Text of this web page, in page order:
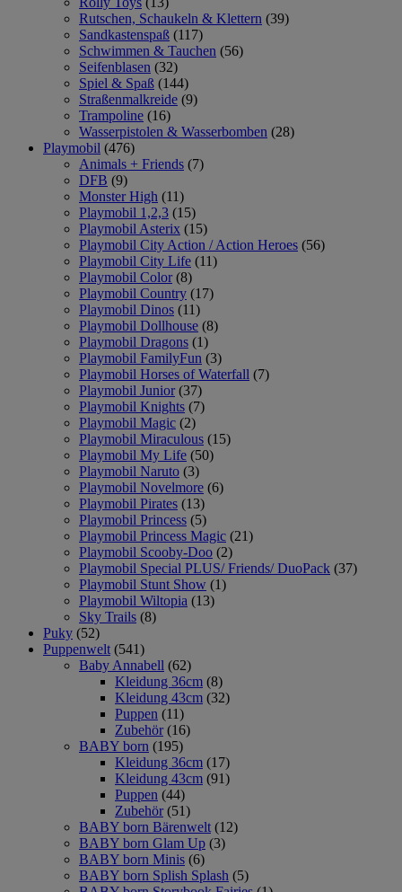
Rutschen, Schaukeln & Klettern (39)
Sandkastenspaß (117)
Schwimmen & Tauchen (56)
Seifenblasen (32)
Spiel & Spaß (144)
Straßenmalkreide (9)
Trampoline (16)
Wasserpistolen & Wasserbomben (28)
Playmobil (476)
Animals + Friends (7)
DFB (9)
Monster High (11)
Playmobil 1,2,3 (15)
Playmobil Asterix (15)
Playmobil City Action / Action Heroes (56)
Playmobil City Life (11)
Playmobil Color (8)
Playmobil Country (17)
Playmobil Dinos (11)
Playmobil Dollhouse (8)
Playmobil Dragons (1)
Playmobil FamilyFun (3)
Playmobil Horses of Waterfall (7)
Playmobil Junior (37)
Playmobil Knights (7)
Playmobil Magic (2)
Playmobil Miraculous (15)
Playmobil My Life (50)
Playmobil Naruto (3)
Playmobil Novelmore (6)
Playmobil Pirates (13)
Playmobil Princess (5)
Playmobil Princess Magic (21)
Playmobil Scooby-Doo (2)
Playmobil Special PLUS/ Friends/ DuoPack (37)
Playmobil Stunt Show (1)
Playmobil Wiltopia (13)
Sky Trails (8)
Puky (52)
Puppenwelt (541)
Baby Annabell (62)
Kleidung 36cm (8)
Kleidung 43cm (32)
Puppen (11)
Zubehör (16)
BABY born (195)
Kleidung 36cm (17)
Kleidung 43cm (91)
Puppen (44)
Zubehör (51)
BABY born Bärenwelt (12)
BABY born Glam Up (3)
BABY born Minis (6)
BABY born Splish Splash (5)